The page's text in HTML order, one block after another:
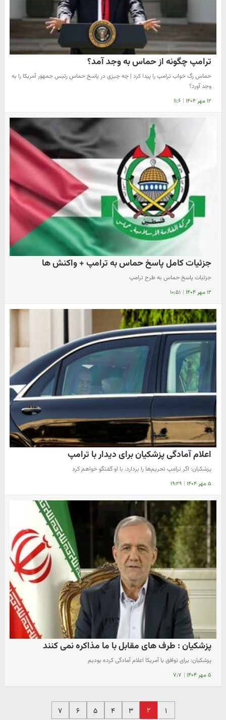
ترامپ چگونه از حماس به وجد آمد؟
حماس رگ خواب ترامپ را پیدا کرد | چه چیزی در پاسخ حماس رئیس جمهور آمریکا را به
وجد آورد؟
۱۲ مهر ۱۴۰۴ | ۱۱:۶
جزئیات کامل پاسخ حماس به ترامپ + واکنش ها
جزئیات پاسخ حماس به طرح ترامپ
۱۲ مهر ۱۴۰۴ | ۱۰:۵۱
اعلام آمادگی پزشکیان برای دیدار با ترامپ
پزشکیان:‌ اگر ترامپ تحریم‌ها را بردارد، با او گفتگو خواهم کرد
۵ مهر ۱۴۰۴ | ۱۹:۲۹
پزشکیان : طرف های مقابل با ما مذاکره نمی کنند
پزشکیان: برای توافق با آمریکا اعلام آمادگی کرده بودیم
۵ مهر ۱۴۰۴ | ۷:۷
۱ ۲ ۳ ۴ ۵ ۶ ۷